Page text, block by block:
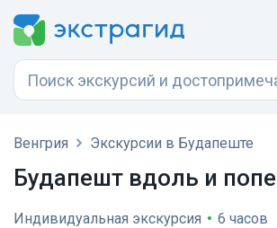
Венгрия Экскурсии в Будапеште
Будапешт вдоль и
Индивидуальная экскурсия • 6 часов